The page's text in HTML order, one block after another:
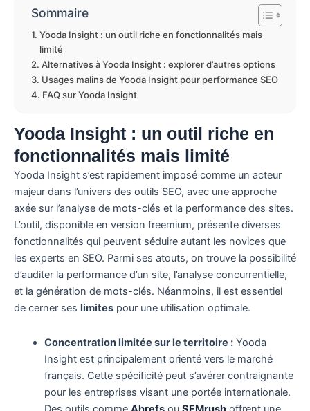
Sommaire
Yooda Insight : un outil riche en fonctionnalités mais
limité
Alternatives à Yooda Insight : explorer d’autres options
Usages malins de Yooda Insight pour performance SEO
FAQ sur Yooda Insight
Yooda Insight : un outil riche en
fonctionnalités mais limité
Yooda Insight s’est rapidement imposé comme un acteur
majeur dans l’univers des outils SEO, avec une approche
axée sur l’analyse de mots-clés et la performance des sites.
L’outil, disponible en version freemium, présente diverses
fonctionnalités qui peuvent séduire autant les novices que
les experts en SEO. Parmi ses atouts, on trouve la possibilité
d’auditer la performance d’un site, l’analyse concurrentielle,
et la génération de mots-clés. Néanmoins, il est essentiel
de cerner ses limites pour une utilisation optimale.
Concentration limitée sur le territoire :Yooda
Insight est principalement orienté vers le marché
français. Cette spécificité peut s’avérer contraignante
pour les entreprises visant une portée internationale.